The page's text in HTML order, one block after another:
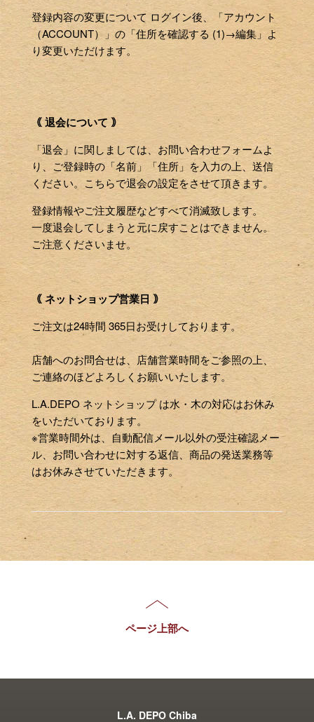
登録内容の変更について ログイン後、「アカウント
（ACCOUNT）」の「住所を確認する (1)→編集」よ
り変更いただけます。
｟ 退会について ｠
「退会」に関しましては、お問い合わせフォームよ
り、ご登録時の「名前」「住所」を入力の上、送信
ください。こちらで退会の設定をさせて頂きます。
登録情報やご注文履歴などすべて消滅致します。
一度退会してしまうと元に戻すことはできません。
ご注意くださいませ。
｟ ネットショップ営業日 ｠
ご注文は24時間 365日お受けしております。
店舗へのお問合せは、店舗営業時間をご参照の上、
ご連絡のほどよろしくお願いいたします。
L.A.DEPO ネットショップ は水・木の対応はお休み
をいただいております。
※営業時間外は、自動配信メール以外の受注確認メー
ル、お問い合わせに対する返信、商品の発送業務等
はお休みさせていただきます。
ページ上部へ
L.A. DEPO Chiba